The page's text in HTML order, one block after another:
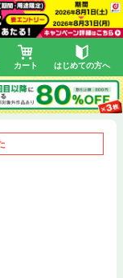
カート はじめての方へ